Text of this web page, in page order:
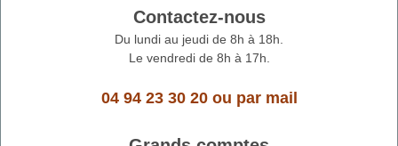
Contactez-nous
Du lundi au jeudi de 8h à 18h.
Le vendredi de 8h à 17h.
04 94 23 30 20ou par mail